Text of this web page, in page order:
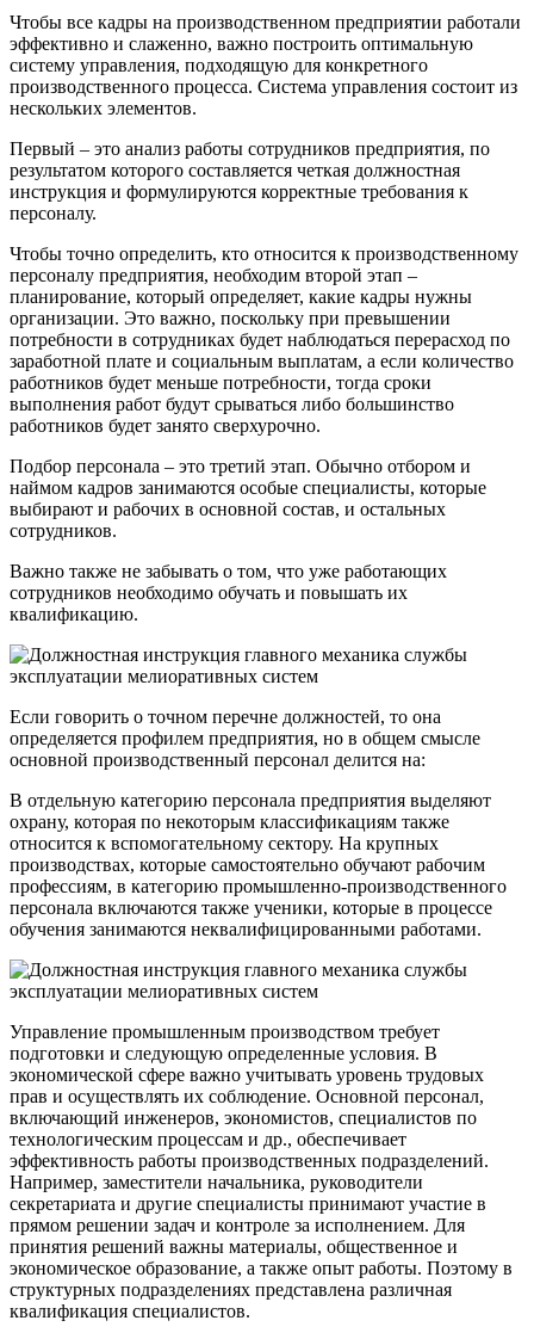
Чтобы все кадры на производственном предприятии работали
эффективно и слаженно, важно построить оптимальную
систему управления, подходящую для конкретного
производственного процесса. Система управления состоит из
нескольких элементов.
Первый – это анализ работы сотрудников предприятия, по
результатом которого составляется четкая должностная
инструкция и формулируются корректные требования к
персоналу.
Чтобы точно определить, кто относится к производственному
персоналу предприятия, необходим второй этап –
планирование, который определяет, какие кадры нужны
организации. Это важно, поскольку при превышении
потребности в сотрудниках будет наблюдаться перерасход по
заработной плате и социальным выплатам, а если количество
работников будет меньше потребности, тогда сроки
выполнения работ будут срываться либо большинство
работников будет занято сверхурочно.
Подбор персонала – это третий этап. Обычно отбором и
наймом кадров занимаются особые специалисты, которые
выбирают и рабочих в основной состав, и остальных
сотрудников.
Важно также не забывать о том, что уже работающих
сотрудников необходимо обучать и повышать их
квалификацию.
Если говорить о точном перечне должностей, то она
определяется профилем предприятия, но в общем смысле
основной производственный персонал делится на:
В отдельную категорию персонала предприятия выделяют
охрану, которая по некоторым классификациям также
относится к вспомогательному сектору. На крупных
производствах, которые самостоятельно обучают рабочим
профессиям, в категорию промышленно-производственного
персонала включаются также ученики, которые в процессе
обучения занимаются неквалифицированными работами.
Управление промышленным производством требует
подготовки и следующую определенные условия. В
экономической сфере важно учитывать уровень трудовых
прав и осуществлять их соблюдение. Основной персонал,
включающий инженеров, экономистов, специалистов по
технологическим процессам и др., обеспечивает
эффективность работы производственных подразделений.
Например, заместители начальника, руководители
секретариата и другие специалисты принимают участие в
прямом решении задач и контроле за исполнением. Для
принятия решений важны материалы, общественное и
экономическое образование, а также опыт работы. Поэтому в
структурных подразделениях представлена различная
квалификация специалистов.